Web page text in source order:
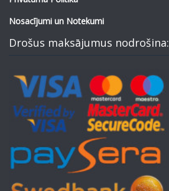
Nosacījumi un Notekumi
Drošus maksājumus nodrošina: